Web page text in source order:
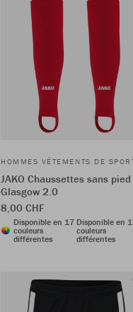
HOMMES VÊTEMENTS DE
JAKO Chaussettes sans pied
Glasgow 2.0
8,00 CHF
Disponible en 17
couleurs
différentes
Disponible en
couleurs
différentes